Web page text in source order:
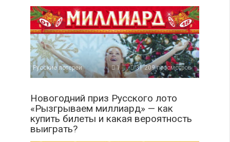
Русские лотереи 1 31 209 просмотров
Новогодний приз Русского лото
«Рызгрываем миллиард» — как
купить билеты и какая вероятность
выиграть?